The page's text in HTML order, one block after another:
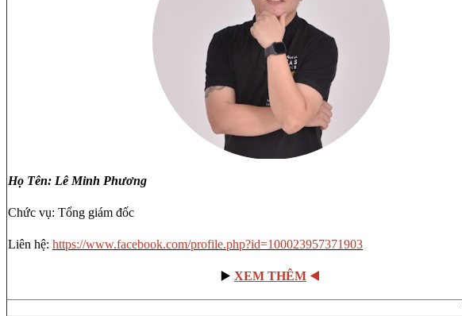
Họ Tên: Lê Minh Phương
Chức vụ: Tổng giám đốc
Liên hệ: https://www.facebook.com/profile.php?id=100023957371903
▶️ XEM THÊM ◀️